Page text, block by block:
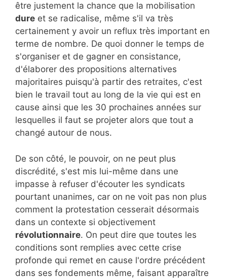
être justement la chance que la mobilisation
dure et se radicalise, même s'il va très
certainement y avoir un reflux très important en
terme de nombre. De quoi donner le temps de
s'organiser et de gagner en consistance,
d'élaborer des propositions alternatives
majoritaires puisqu'à partir des retraites, c'est
bien le travail tout au long de la vie qui est en
cause ainsi que les 30 prochaines années sur
lesquelles il faut se projeter alors que tout a
changé autour de nous.
De son côté, le pouvoir, on ne peut plus
discrédité, s'est mis lui-même dans une
impasse à refuser d'écouter les syndicats
pourtant unanimes, car on ne voit pas non plus
comment la protestation cesserait désormais
dans un contexte si objectivement
révolutionnaire. On peut dire que toutes les
conditions sont remplies avec cette crise
profonde qui remet en cause l'ordre précédent
dans ses fondements même, faisant apparaître